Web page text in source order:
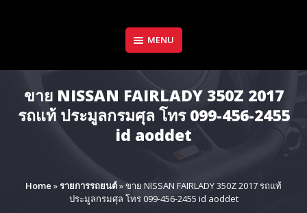
MENU
ขาย NISSAN FAIRLADY 350Z 2017
รถแท้ ประมูลกรมศุล โทร 099-456-2455
id aoddet
Home »รายการรถยนต์»ขาย NISSAN FAIRLADY 350Z 2017 รถแท้
ประมูลกรมศุล โทร 099-456-2455 id aoddet